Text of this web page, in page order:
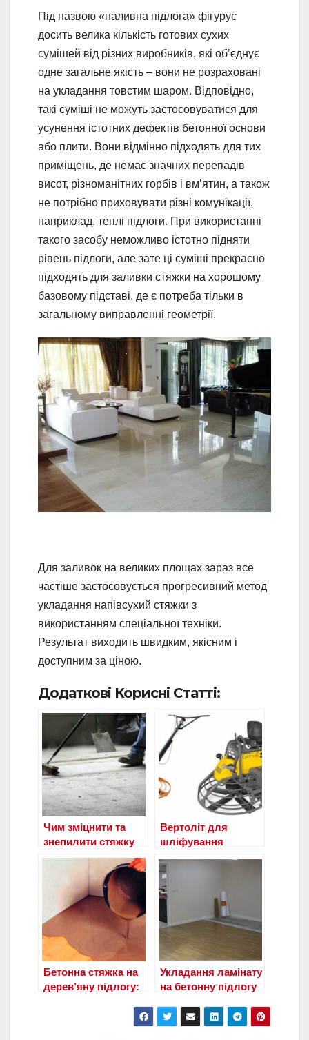
Під назвою «наливна підлога» фігурує
досить велика кількість готових сухих
сумішей від різних виробників, які об’єднує
одне загальне якість – вони не розраховані
на укладання товстим шаром. Відповідно,
такі суміші не можуть застосовуватися для
усунення істотних дефектів бетонної основи
або плити. Вони відмінно підходять для тих
приміщень, де немає значних перепадів
висот, різноманітних горбів і вм’ятин, а також
не потрібно приховувати різні комунікації,
наприклад, теплі підлоги. При використанні
такого засобу неможливо істотно підняти
рівень підлоги, але зате ці суміші прекрасно
підходять для заливки стяжки на хорошому
базовому підставі, де є потреба тільки в
загальному виправленні геометрії.
Для заливок на великих площах зараз все
частіше застосовується прогресивний метод
укладання напівсухий стяжки з
використанням спеціальної техніки.
Результат виходить швидким, якісним і
доступним за ціною.
Додаткові Корисні Статті:
Чим зміцнити та
знепилити стяжку
бетонної підлоги?
Вертоліт для
шліфування
бетонної підлоги
Бетонна стяжка на
дерев’яну підлогу:
Укладання ламінату
на бетонну підлогу
укласти і вибір
клею?